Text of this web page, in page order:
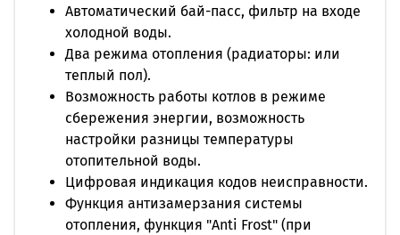
Автоматический бай-пасс, фильтр на входе
холодной воды.
Два режима отопления (радиаторы: или
теплый пол).
Возможность работы котлов в режиме
сбережения энергии, возможность
настройки разницы температуры
отопительной воды.
Цифровая индикация кодов неисправности.
Функция антизамерзания системы
отопления, функция "Anti Frost" (при